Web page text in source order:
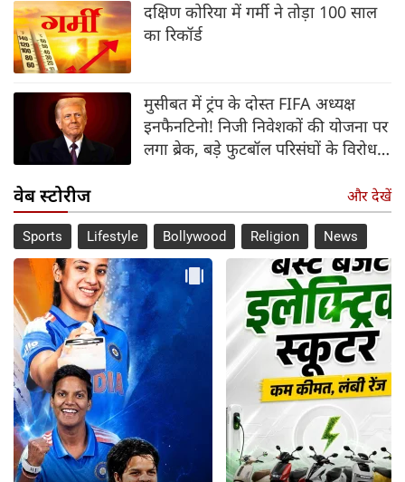
दक्षिण कोरिया में गर्मी ने तोड़ा 100 साल
का रिकॉर्ड
मुसीबत में ट्रंप के दोस्त FIFA अध्यक्ष
इनफैनटिनो! निजी निवेशकों की योजना पर
लगा ब्रेक, बड़े फुटबॉल परिसंघों के विरोध में
वेब स्टोरीज और देखें
Sports Lifestyle Bollywood Religion News